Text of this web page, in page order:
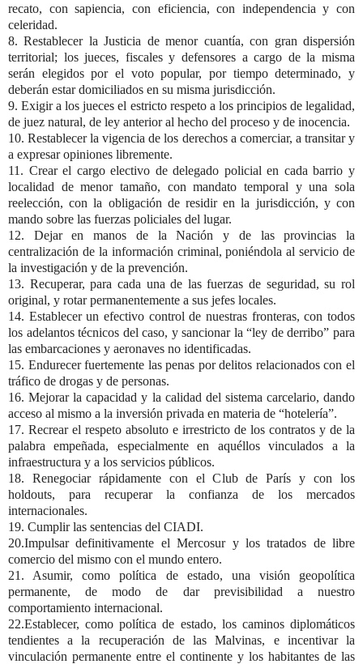
recato, con sapiencia, con eficiencia, con independencia y con
celeridad.
8. Restablecer la Justicia de menor cuantía, con gran dispersión
territorial; los jueces, fiscales y defensores a cargo de la misma
serán elegidos por el voto popular, por tiempo determinado, y
deberán estar domiciliados en su misma jurisdicción.
9. Exigir a los jueces el estricto respeto a los principios de legalidad,
de juez natural, de ley anterior al hecho del proceso y de inocencia.
10. Restablecer la vigencia de los derechos a comerciar, a transitar y
a expresar opiniones libremente.
11. Crear el cargo electivo de delegado policial en cada barrio y
localidad de menor tamaño, con mandato temporal y una sola
reelección, con la obligación de residir en la jurisdicción, y con
mando sobre las fuerzas policiales del lugar.
12. Dejar en manos de la Nación y de las provincias la
centralización de la información criminal, poniéndola al servicio de
la investigación y de la prevención.
13. Recuperar, para cada una de las fuerzas de seguridad, su rol
original, y rotar permanentemente a sus jefes locales.
14. Establecer un efectivo control de nuestras fronteras, con todos
los adelantos técnicos del caso, y sancionar la “ley de derribo” para
las embarcaciones y aeronaves no identificadas.
15. Endurecer fuertemente las penas por delitos relacionados con el
tráfico de drogas y de personas.
16. Mejorar la capacidad y la calidad del sistema carcelario, dando
acceso al mismo a la inversión privada en materia de “hotelería”.
17. Recrear el respeto absoluto e irrestricto de los contratos y de la
palabra empeñada, especialmente en aquéllos vinculados a la
infraestructura y a los servicios públicos.
18. Renegociar rápidamente con el Club de París y con los
holdouts, para recuperar la confianza de los mercados
internacionales.
19. Cumplir las sentencias del CIADI.
20.Impulsar definitivamente el Mercosur y los tratados de libre
comercio del mismo con el mundo entero.
21. Asumir, como política de estado, una visión geopolítica
permanente, de modo de dar previsibilidad a nuestro
comportamiento internacional.
22.Establecer, como política de estado, los caminos diplomáticos
tendientes a la recuperación de las Malvinas, e incentivar la
vinculación permanente entre el continente y los habitantes de las